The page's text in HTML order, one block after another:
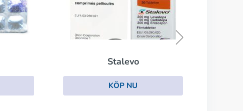
Buspiron
KÖP NU